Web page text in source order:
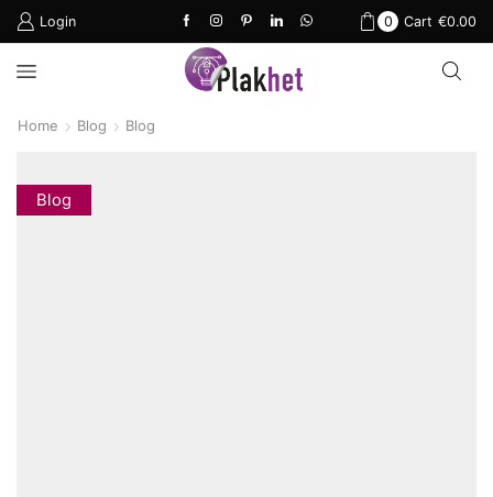
Login 0 Cart €0.00
Home Blog Blog
Blog